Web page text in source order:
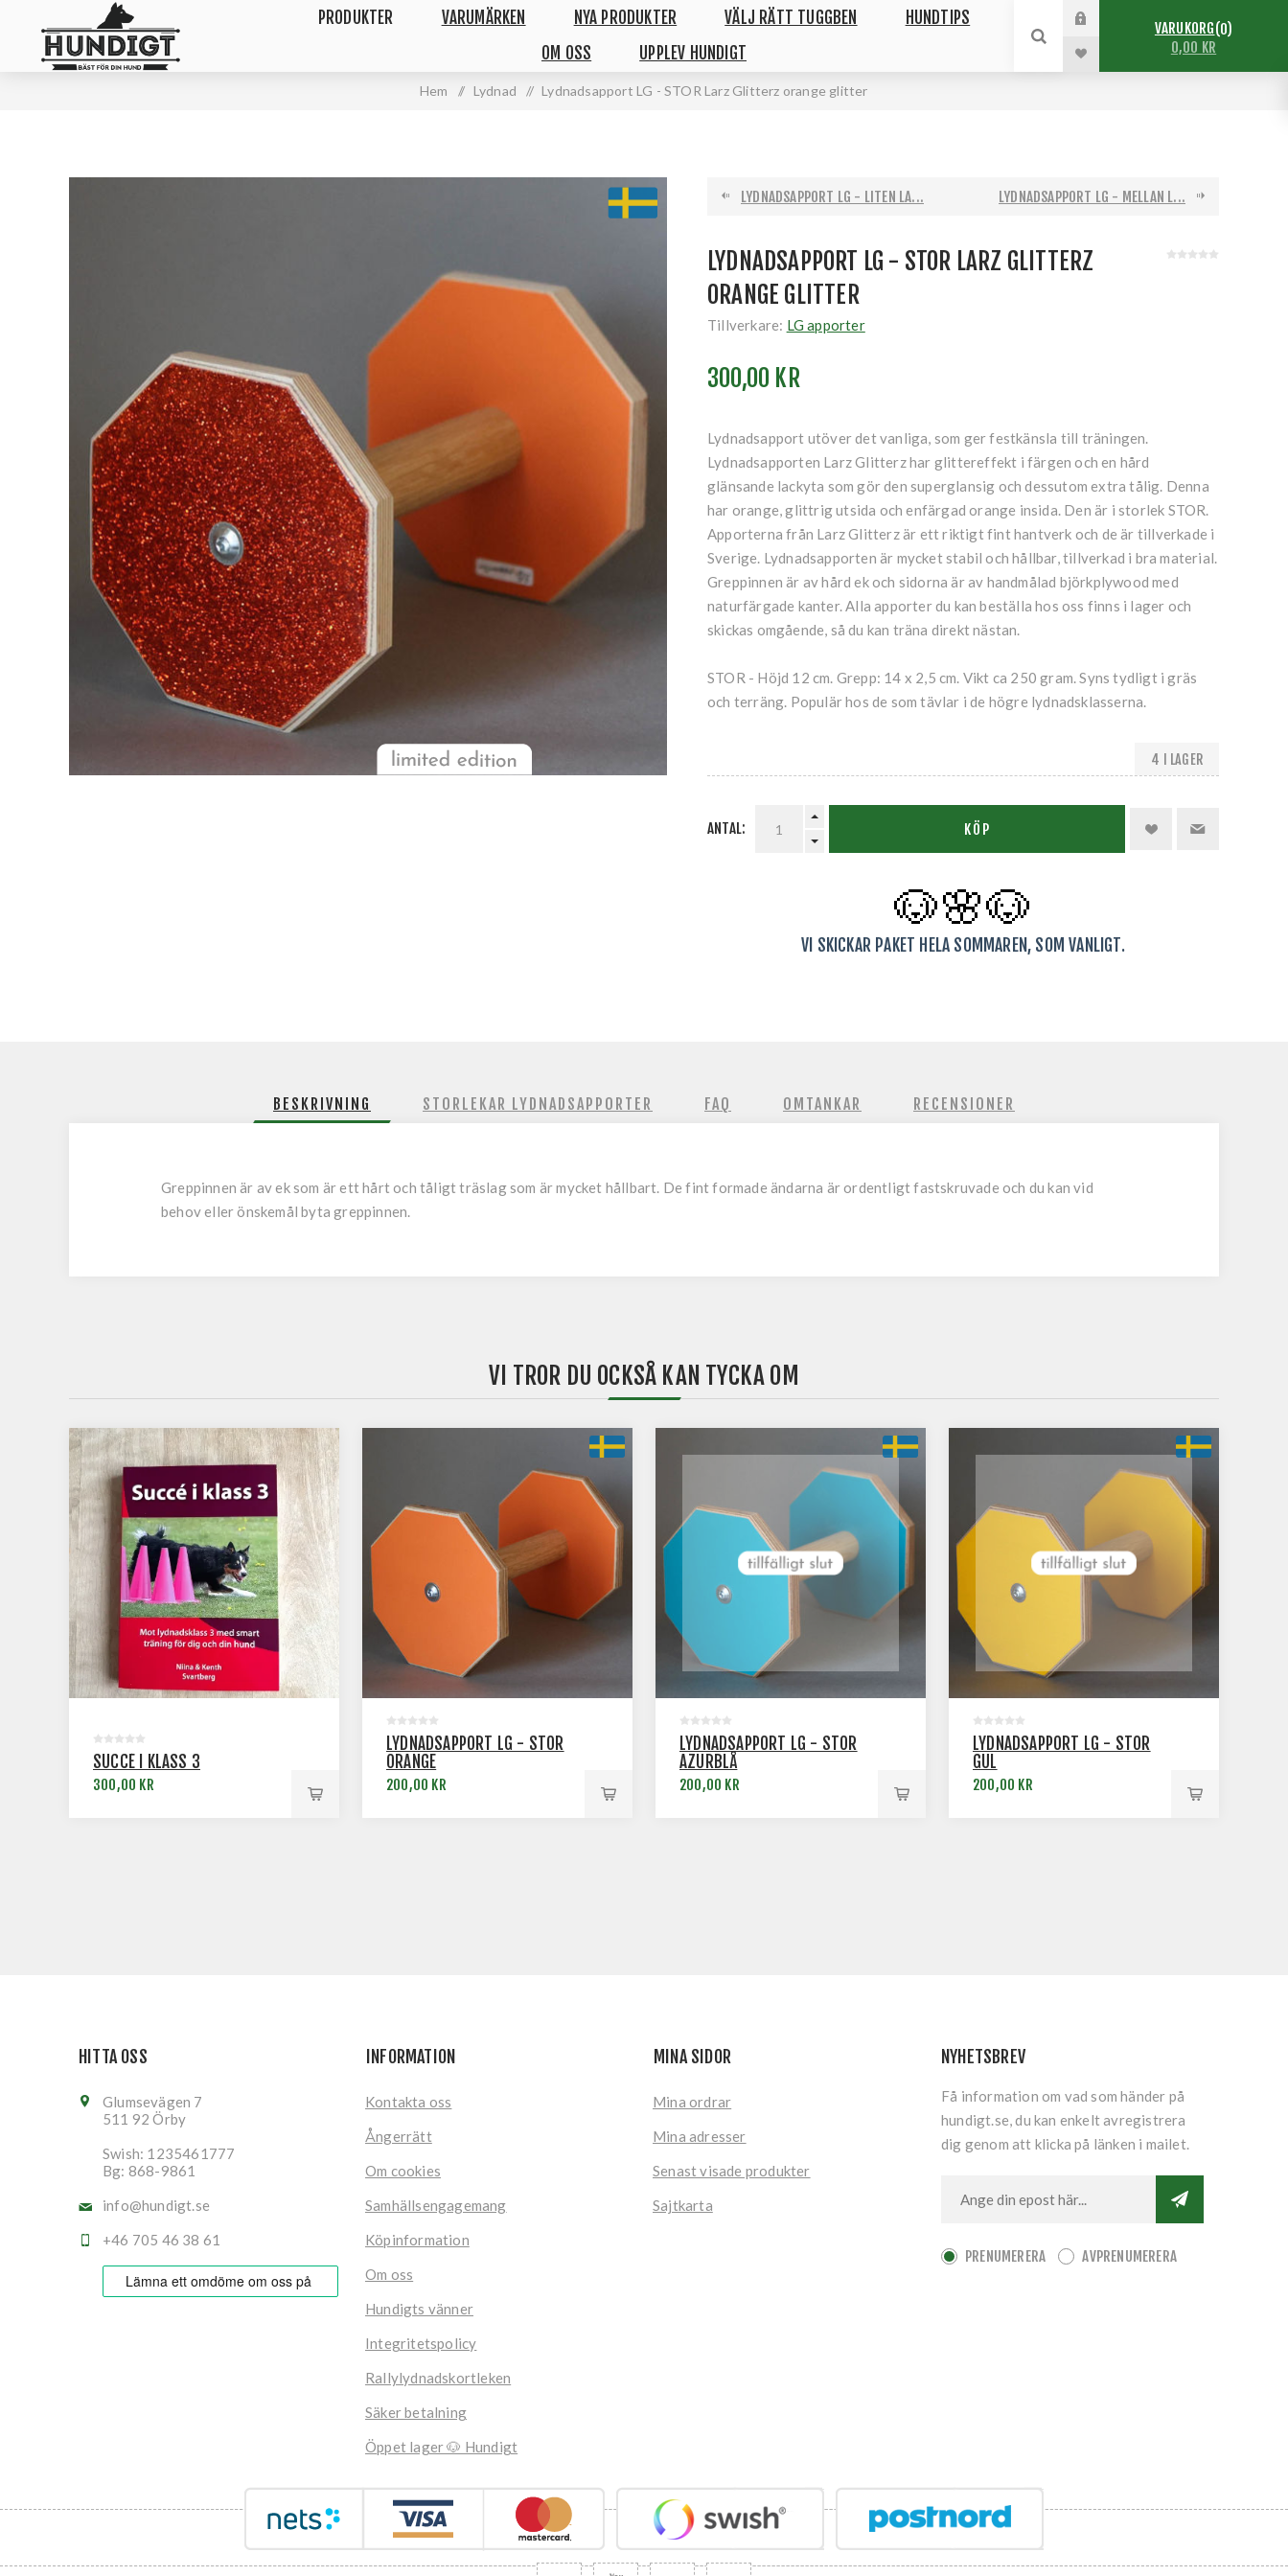
PRODUKTER VARUMÄRKEN NYA PRODUKTER VÄLJ RÄTT TUGGBEN
HUNDTIPS
OM OSS
UPPLEV HUNDIGT
VARUKORG 0
0,00 KR
Hem / Lydnad / Lydnadsapport LG - STOR Larz Glitterz orange glitter
LYDNADSAPPORT LG - LITEN LA... LYDNADSAPPORT LG - MELLAN L...
LYDNADSAPPORT LG - STOR LARZ GLITTERZ
ORANGE GLITTER
Tillverkare: LG apporter
300,00 KR
Lydnadsapport utöver det vanliga, som ger festkänsla till träningen.
Lydnadsapporten Larz Glitterz har glittereffekt i färgen och en hård
glänsande lackyta som gör den superglansig och dessutom extra tålig. Denna
har orange, glittrig utsida och enfärgad orange insida. Den är i storlek STOR.
Apporterna från Larz Glitterz är ett riktigt fint hantverk och de är tillverkade i
Sverige. Lydnadsapporten är mycket stabil och hållbar, tillverkad i bra material.
Greppinnen är av hård ek och sidorna är av handmålad björkplywood med
naturfärgade kanter. Alla apporter du kan beställa hos oss finns i lager och
skickas omgående, så du kan träna direkt nästan.
STOR - Höjd 12 cm. Grepp: 14 x 2,5 cm. Vikt ca 250 gram. Syns tydligt i gräs
och terräng. Populär hos de som tävlar i de högre lydnadsklasserna.
4 I LAGER
ANTAL: KÖP
🐶🌸🐶
VI SKICKAR PAKET HELA SOMMAREN, SOM VANLIGT.
BESKRIVNING STORLEKAR LYDNADSAPPORTER FAQ OMTANKAR RECENSIONER
Greppinnen är av ek som är ett hårt och tåligt träslag som är mycket hållbart. De fint formade ändarna är ordentligt fastskruvade och du kan vid
behov eller önskemål byta greppinnen.
VI TROR DU OCKSÅ KAN TYCKA OM
SUCCÉ I KLASS 3
300,00 KR
LYDNADSAPPORT LG - STOR
ORANGE
200,00 KR
LYDNADSAPPORT LG - STOR
AZURBLÅ
200,00 KR
LYDNADSAPPORT LG - STOR
GUL
200,00 KR
HITTA OSS
Glumsevägen 7
511 92 Örby
Swish: 1235461777
Bg: 868-9861
info@hundigt.se
+46 705 46 38 61
INFORMATION
Kontakta oss
Ångerrätt
Om cookies
Samhällsengagemang
Köpinformation
Om oss
Hundigts vänner
Integritetspolicy
Rallylydnadskortleken
Säker betalning
Öppet lager 🐶 Hundigt
MINA SIDOR
Mina ordrar
Mina adresser
Senast visade produkter
Sajtkarta
NYHETSBREV
Få information om vad som händer på
hundigt.se, du kan enkelt avregistrera
dig genom att klicka på länken i mailet.
PRENUMERERA AVPRENUMERERA